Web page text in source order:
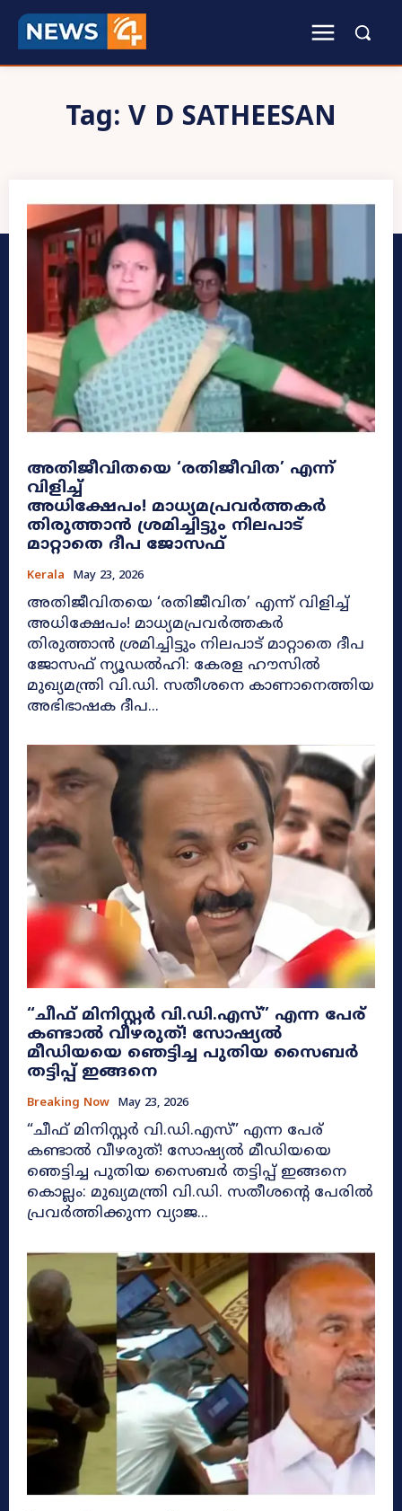
Tag: V D SATHEESAN
അതിജീവിതയെ ‘രതിജീവിത’ എന്ന്
വിളിച്ച്
അധിക്ഷേപം! മാധ്യമപ്രവർത്തകർ
തിരുത്താൻ ശ്രമിച്ചിട്ടും നിലപാട്
മാറ്റാതെ ദീപ ജോസഫ്
Kerala May 23, 2026
അതിജീവിതയെ ‘രതിജീവിത’ എന്ന് വിളിച്ച്
അധിക്ഷേപം! മാധ്യമപ്രവർത്തകർ
തിരുത്താൻ ശ്രമിച്ചിട്ടും നിലപാട് മാറ്റാതെ ദീപ
ജോസഫ് ന്യൂഡൽഹി: കേരള ഹൗസിൽ
മുഖ്യമന്ത്രി വി.ഡി. സതീശനെ കാണാനെത്തിയ
അഭിഭാഷക ദീപ...
​“ചീഫ് മിനിസ്റ്റർ വി.ഡി.എസ്” എന്ന പേര്
കണ്ടാൽ വീഴരുത്! സോഷ്യൽ
മീഡിയയെ ഞെട്ടിച്ച പുതിയ സൈബർ
തട്ടിപ്പ് ഇങ്ങനെ
Breaking Now May 23, 2026
​“ചീഫ് മിനിസ്റ്റർ വി.ഡി.എസ്” എന്ന പേര്
കണ്ടാൽ വീഴരുത്! സോഷ്യൽ മീഡിയയെ
ഞെട്ടിച്ച പുതിയ സൈബർ തട്ടിപ്പ് ഇങ്ങനെ
കൊല്ലം: മുഖ്യമന്ത്രി വി.ഡി. സതീശന്റെ പേരിൽ
പ്രവർത്തിക്കുന്ന വ്യാജ...